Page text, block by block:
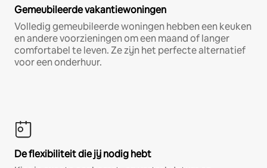
Gemeubileerde vakantiewoningen
Volledig gemeubileerde woningen hebben een keuken
en andere voorzieningen om een maand of langer
comfortabel te leven. Ze zijn het perfecte alternatief
voor een onderhuur.
De flexibiliteit die jij nodig hebt